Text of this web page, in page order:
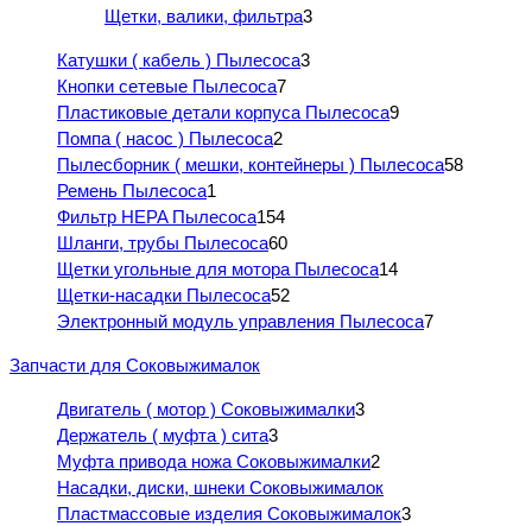
Щетки, валики, фильтра3
Катушки ( кабель ) Пылесоса3
Кнопки сетевые Пылесоса7
Пластиковые детали корпуса Пылесоса9
Помпа ( насос ) Пылесоса2
Пылесборник ( мешки, контейнеры ) Пылесоса58
Ремень Пылесоса1
Фильтр HEPA Пылесоса154
Шланги, трубы Пылесоса60
Щетки угольные для мотора Пылесоса14
Щетки-насадки Пылесоса52
Электронный модуль управления Пылесоса7
Запчасти для Соковыжималок
Двигатель ( мотор ) Соковыжималки3
Держатель ( муфта ) сита3
Муфта привода ножа Соковыжималки2
Насадки, диски, шнеки Соковыжималок
Пластмассовые изделия Соковыжималок3